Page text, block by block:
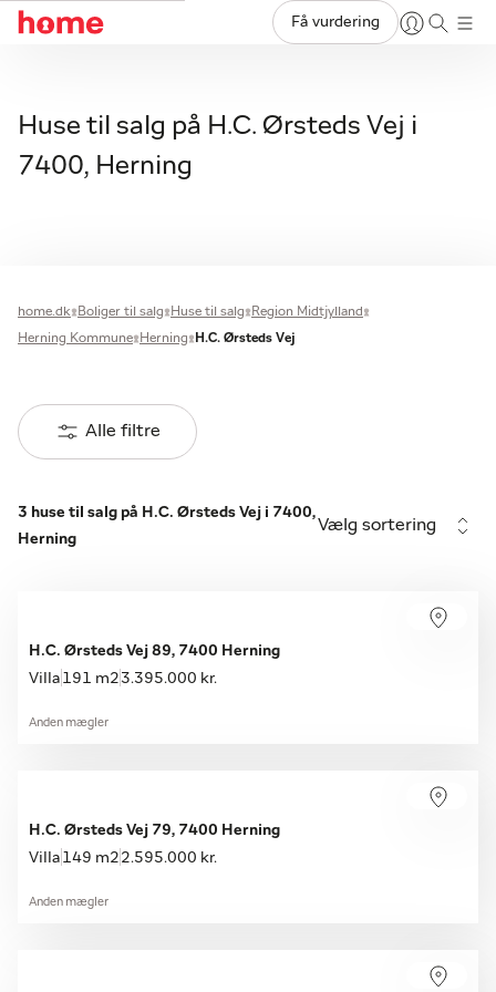
Få vurdering
Huse til salg på H.C. Ørsteds Vej i
7400, Herning
home.dk Boliger til salg Huse til salg
Region Midtjylland
Herning Kommune
Herning H.C. Ørsteds Vej
Alle filtre
3 huse til salg på H.C. Ørsteds Vej i 7400,
Herning
Vælg sortering
H.C. Ørsteds Vej 89, 7400 Herning
Villa 191 m2 3.395.000 kr.
Anden mægler
H.C. Ørsteds Vej 79, 7400 Herning
Villa 149 m2 2.595.000 kr.
Anden mægler